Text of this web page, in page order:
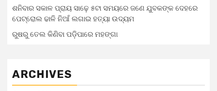
ଶନିବାର ସକାଳ ପ୍ରାୟ ସାଢ଼େ ୫ଟା ସମୟରେ ଜଣେ ଯୁବକଙ୍କ ଦେହରେ
ପେଟ୍ରୋଲ ଢାଳି ନିଆଁ ଲଗାଇ ହତ୍ୟା ଉଦ୍ୟମ
ରୁଷରୁ ତେଲ କିଣିବା ପଡ଼ିପାରେ ମହଙ୍ଗା
ARCHIVES